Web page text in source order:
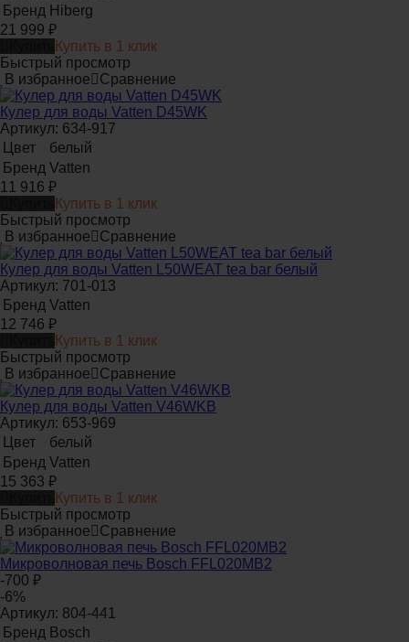
Бренд Hiberg
21 999 ₽
Купить в 1 клик
Быстрый просмотр
В избранное
Сравнение
Кулер для воды Vatten D45WK
Артикул: 634-917
Цвет
белый
Бренд Vatten
11 916 ₽
Купить в 1 клик
Быстрый просмотр
В избранное
Сравнение
Кулер для воды Vatten L50WEAT tea bar белый
Артикул: 701-013
Бренд Vatten
12 746 ₽
Купить в 1 клик
Быстрый просмотр
В избранное
Сравнение
Кулер для воды Vatten V46WKB
Артикул: 653-969
Цвет
белый
Бренд Vatten
15 363 ₽
Купить в 1 клик
Быстрый просмотр
В избранное
Сравнение
Микроволновая печь Bosch FFL020MB2
-700 ₽
-6%
Артикул: 804-441
Бренд Bosch